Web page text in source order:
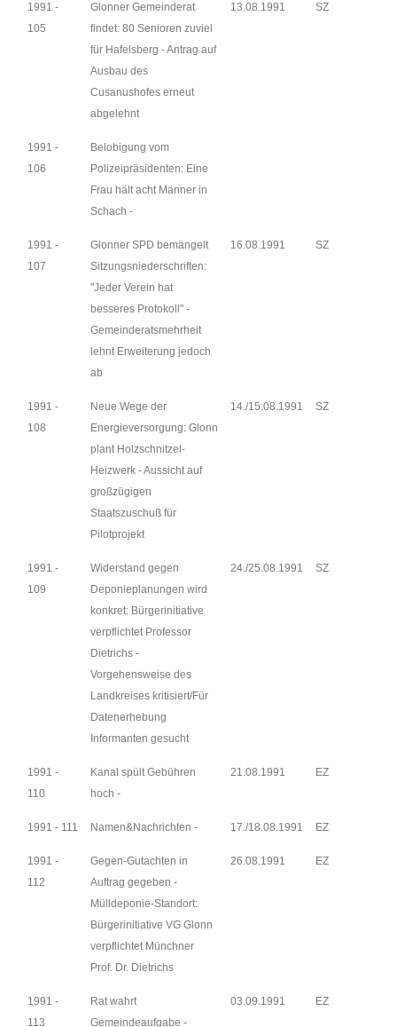
1991 -
105
Glonner Gemeinderat
findet: 80 Senioren zuviel
für Hafelsberg - Antrag auf
Ausbau des
Cusanushofes erneut
abgelehnt
13.08.1991 SZ
1991 -
106
Belobigung vom
Polizeipräsidenten: Eine
Frau hält acht Männer in
Schach -
1991 -
107
Glonner SPD bemängelt
Sitzungsniederschriften:
"Jeder Verein hat
besseres Protokoll" -
Gemeinderatsmehrheit
lehnt Erweiterung jedoch
ab
16.08.1991 SZ
1991 -
108
Neue Wege der
Energieversorgung: Glonn
plant Holzschnitzel-
Heizwerk - Aussicht auf
großzügigen
Staatszuschuß für
Pilotprojekt
14./15.08.1991 SZ
1991 -
109
Widerstand gegen
Deponieplanungen wird
konkret: Bürgerinitiative
verpflichtet Professor
Dietrichs -
Vorgehensweise des
Landkreises kritisiert/Für
Datenerhebung
Informanten gesucht
24./25.08.1991 SZ
1991 -
110
Kanal spült Gebühren
hoch -
21.08.1991 EZ
1991 - 111 Namen&Nachrichten - 17./18.08.1991 EZ
1991 -
112
Gegen-Gutachten in
Auftrag gegeben -
Mülldeponie-Standort:
Bürgerinitiative VG Glonn
verpflichtet Münchner
Prof. Dr. Dietrichs
26.08.1991 EZ
1991 -
113
Rat wahrt
Gemeindeaufgabe -
03.09.1991 EZ